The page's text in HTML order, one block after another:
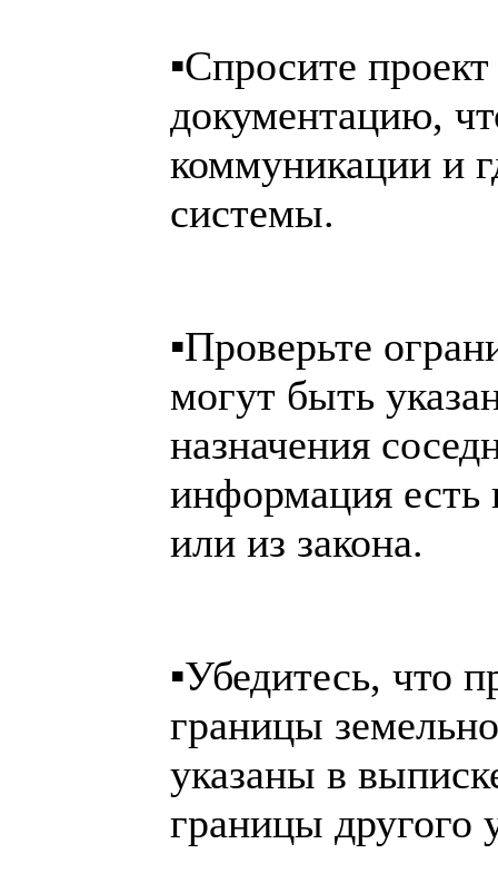
▪️Спросите
документацию,
коммуникации и
системы.
▪️Проверьте
могут быть
назначения
информация есть
или из закона.
▪️Убедитесь, что
границы
указаны в
границы другого